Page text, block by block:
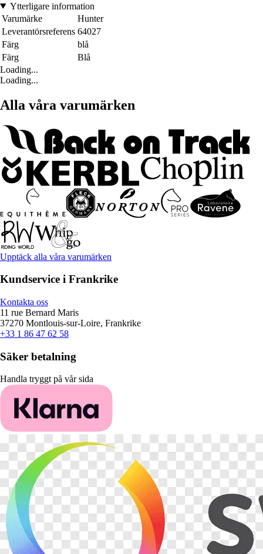
Ytterligare information
Varumärke
Hunter
Leverantörsreferens 64027
Färg
blå
Färg
Blå
Loading...
Loading...
Alla våra varumärken
Upptäck alla våra varumärken
Kundservice i Frankrike
Kontakta oss
11 rue Bernard Maris
37270 Montlouis-sur-Loire, Frankrike
+33 1 86 47 62 58
Säker betalning
Handla tryggt på vår sida